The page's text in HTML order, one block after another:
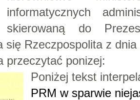
informatycznych
skierowaną do
się Rzeczpospolita z
przeczytać ponizej:
Poniżej tekst
PRM w sparwie